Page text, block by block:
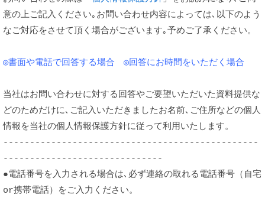
意の上ご記入ください｡お問い合わせ内容によっては､以下のよう
なご対応をさせて頂く場合がございます｡予めご了承ください。
◎書面や電話で回答する場合 ◎回答にお時間をいただく場合
当社はお問い合わせに対する回答やご要望いただいた資料提供な
どのためだけに､ご記入いただきましたお名前､ご住所などの個人
情報を当社の個人情報保護方針に従って利用いたします。
------------------------------------------------
------------------------------
●電話番号を入力される場合は､必ず連絡の取れる電話番号（自宅
or携帯電話）をご入力ください。